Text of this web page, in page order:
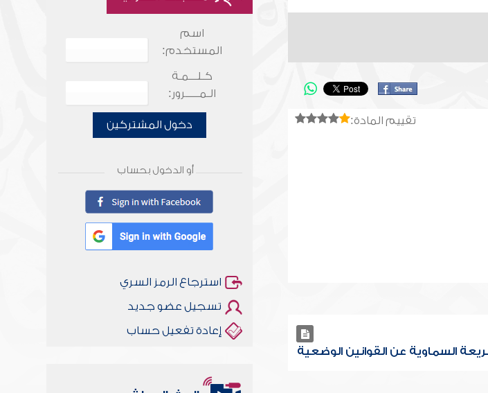
تقييم المادة:
اسم
المستخدم:
كـلـــمـة
الـمـــــرور:
دخول المشتركين
أو الدخول بحساب
استرجاع الرمز السري
تسجيل عضو جديد
إعادة تفعيل حساب